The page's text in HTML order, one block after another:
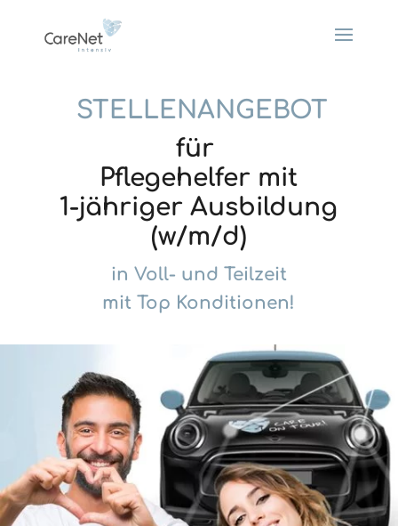
STELLENANGEBOT
für
Pflegehelfer mit
1-jähriger Ausbildung
(w/m/d)
in Voll- und Teilzeit
mit Top Konditionen!